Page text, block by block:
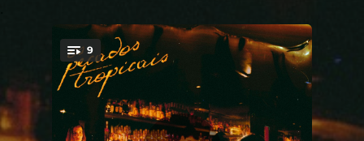
You're all set!
9